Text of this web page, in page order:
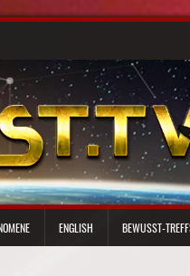
ENGLISH BEWUSST-TREFFS